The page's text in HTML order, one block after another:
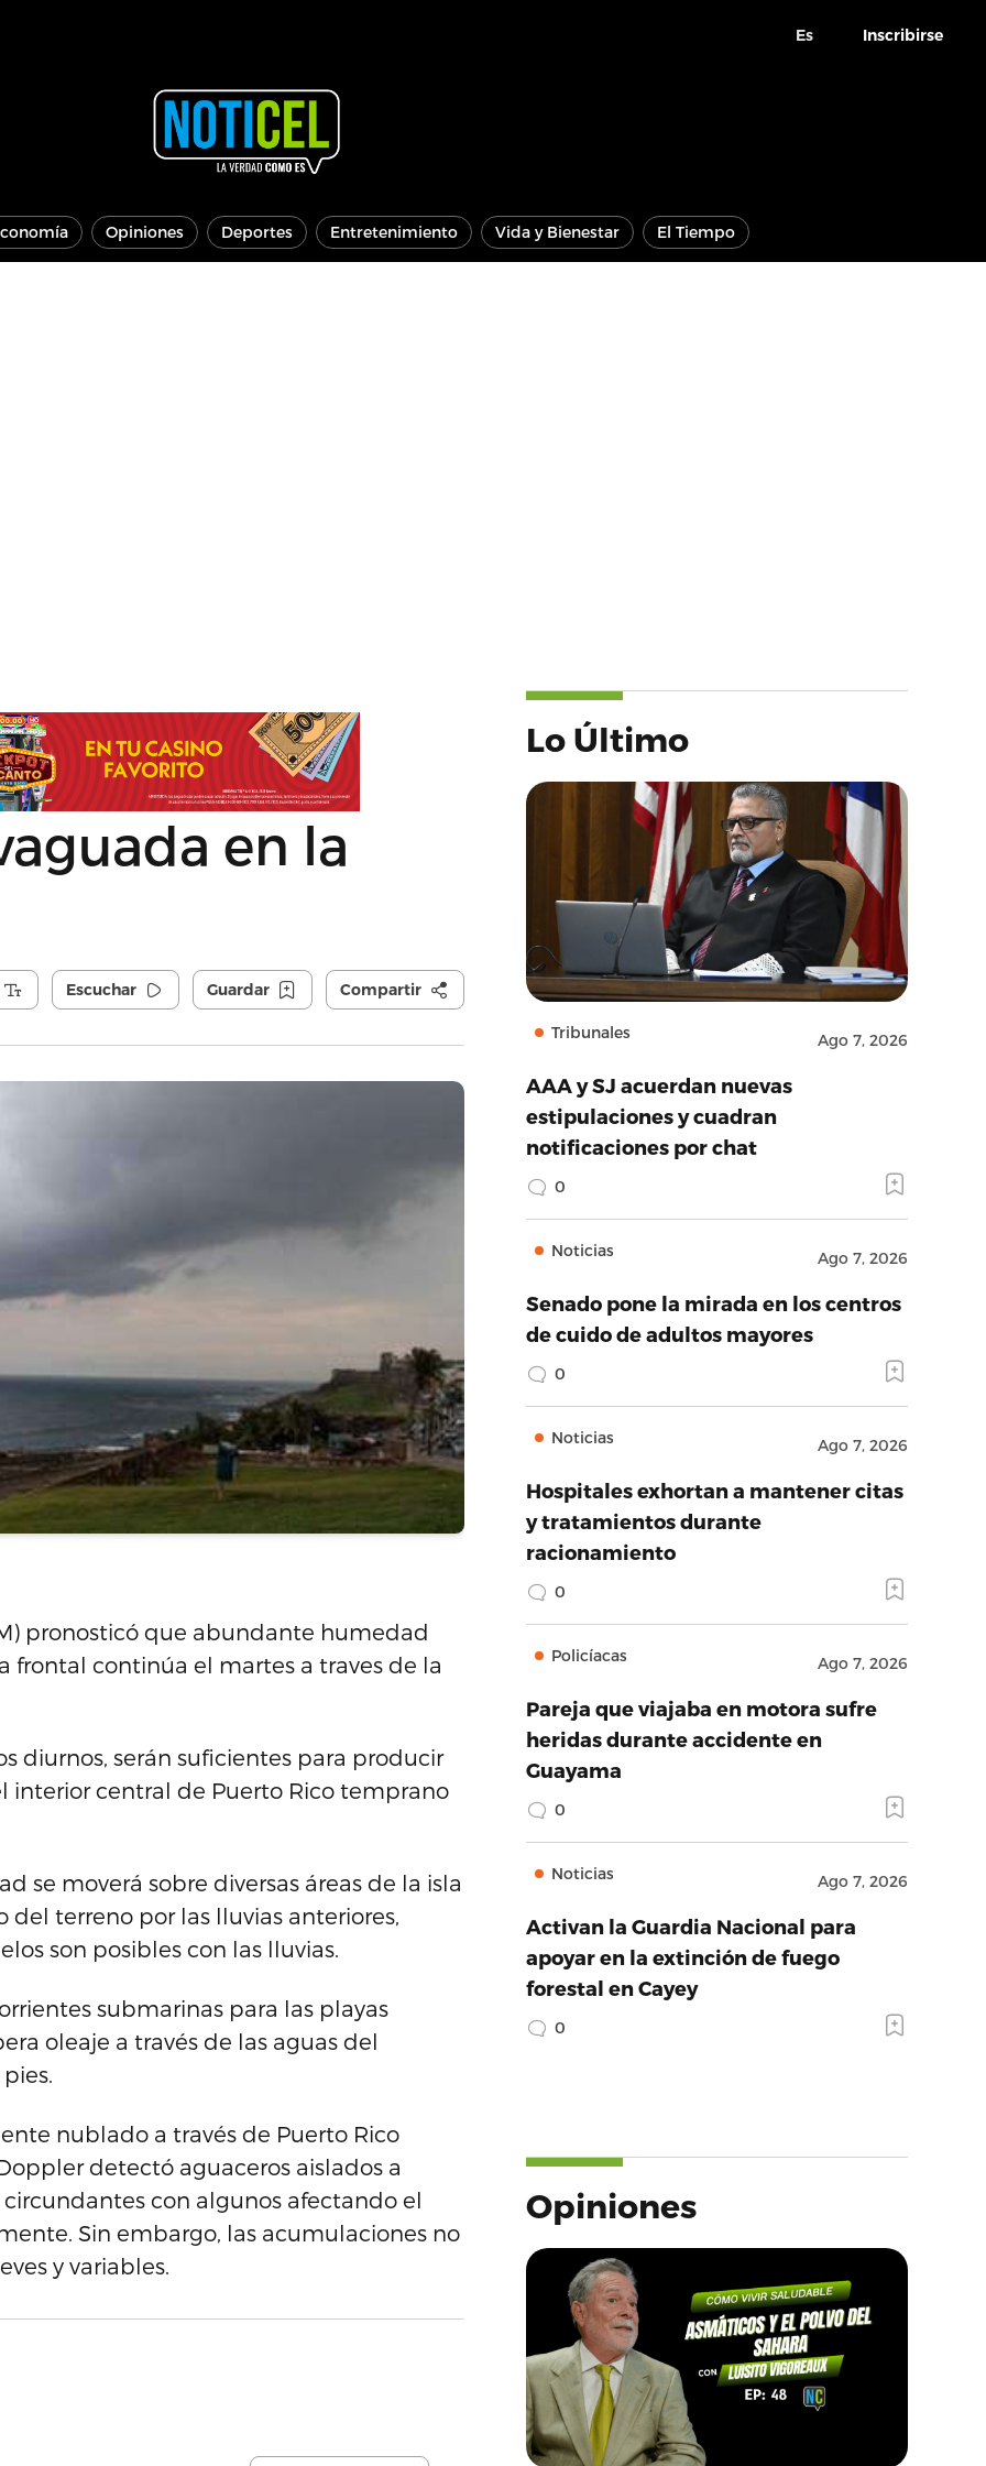
Es Inscribirse
Opiniones Deportes Entretenimiento Vida y Bienestar El Tiempo
en la
Escuchar Guardar Compartir
pronosticó que abundante humedad
frontal continúa el martes a traves de la
diurnos, serán suficientes para producir
interior central de Puerto Rico temprano
se moverá sobre diversas áreas de la isla
terreno por las lluvias anteriores,
son posibles con las lluvias.
submarinas para las playas
oleaje a través de las aguas del
nublado a través de Puerto Rico
detectó aguaceros aislados a
con algunos afectando el
Sin embargo, las acumulaciones no
y variables.
Lo Último
Tribunales Ago 7, 2026
AAA y SJ acuerdan nuevas
estipulaciones y cuadran
notificaciones por chat
0
Noticias Ago 7, 2026
Senado pone la mirada en los centros
de cuido de adultos mayores
0
Noticias Ago 7, 2026
Hospitales exhortan a mantener citas
y tratamientos durante
racionamiento
0
Policíacas Ago 7, 2026
Pareja que viajaba en motora sufre
heridas durante accidente en
Guayama
0
Noticias Ago 7, 2026
Activan la Guardia Nacional para
apoyar en la extinción de fuego
forestal en Cayey
0
Opiniones